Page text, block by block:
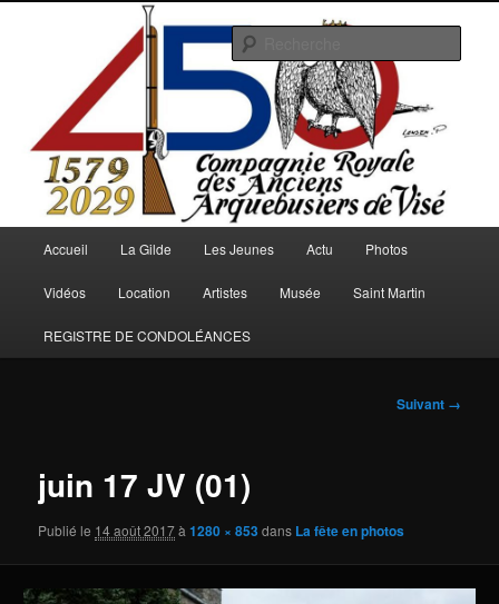
Arquebusiers.eu
Accueil La Gilde Les Jeunes Actu Photos
Vidéos Location Artistes Musée Saint Martin
REGISTRE DE CONDOLÉANCES
Navigation
Suivant →
juin 17 JV (01)
Publié le 14 août 2017à1280 × 853dans La fête en photos